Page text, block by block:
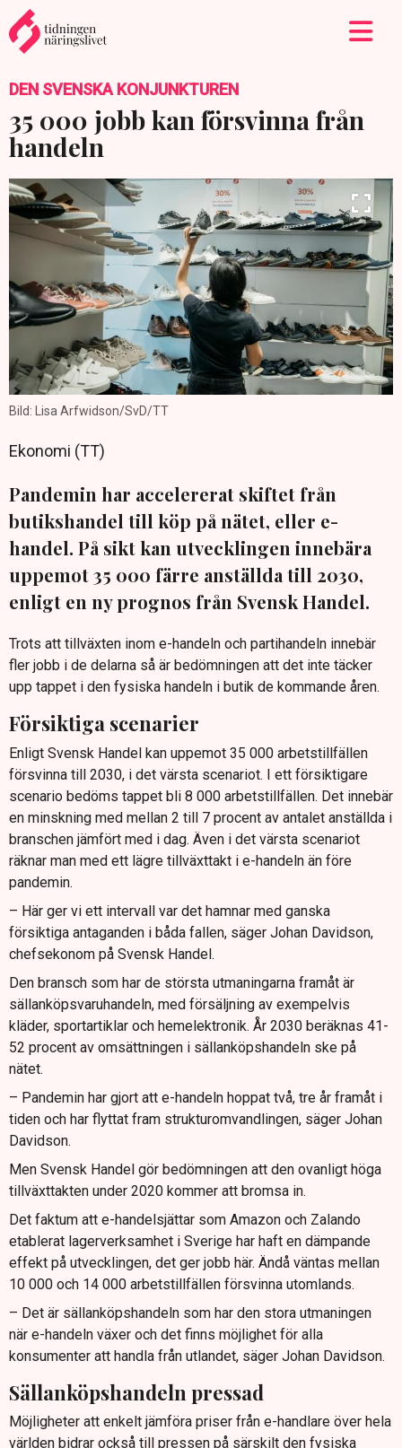
DEN SVENSKA KONJUNKTUREN
35 000 jobb kan försvinna från
handeln
Bild: Lisa Arfwidson/SvD/TT
Ekonomi (TT)
Pandemin har accelererat skiftet från
butikshandel till köp på nätet, eller e-
handel. På sikt kan utvecklingen innebära
uppemot 35 000 färre anställda till 2030,
enligt en ny prognos från Svensk Handel.
Trots att tillväxten inom e-handeln och partihandeln innebär
fler jobb i de delarna så är bedömningen att det inte täcker
upp tappet i den fysiska handeln i butik de kommande åren.
Försiktiga scenarier
Enligt Svensk Handel kan uppemot 35 000 arbetstillfällen
försvinna till 2030, i det värsta scenariot. I ett försiktigare
scenario bedöms tappet bli 8 000 arbetstillfällen. Det innebär
en minskning med mellan 2 till 7 procent av antalet anställda i
branschen jämfört med i dag. Även i det värsta scenariot
räknar man med ett lägre tillväxttakt i e-handeln än före
pandemin.
– Här ger vi ett intervall var det hamnar med ganska
försiktiga antaganden i båda fallen, säger Johan Davidson,
chefsekonom på Svensk Handel.
Den bransch som har de största utmaningarna framåt är
sällanköpsvaruhandeln, med försäljning av exempelvis
kläder, sportartiklar och hemelektronik. År 2030 beräknas 41-
52 procent av omsättningen i sällanköpshandeln ske på
nätet.
– Pandemin har gjort att e-handeln hoppat två, tre år framåt i
tiden och har flyttat fram strukturomvandlingen, säger Johan
Davidson.
Men Svensk Handel gör bedömningen att den ovanligt höga
tillväxttakten under 2020 kommer att bromsa in.
Det faktum att e-handelsjättar som Amazon och Zalando
etablerat lagerverksamhet i Sverige har haft en dämpande
effekt på utvecklingen, det ger jobb här. Ändå väntas mellan
10 000 och 14 000 arbetstillfällen försvinna utomlands.
– Det är sällanköpshandeln som har den stora utmaningen
när e-handeln växer och det finns möjlighet för alla
konsumenter att handla från utlandet, säger Johan Davidson.
Sällanköpshandeln pressad
Möjligheter att enkelt jämföra priser från e-handlare över hela
världen bidrar också till pressen på särskilt den fysiska